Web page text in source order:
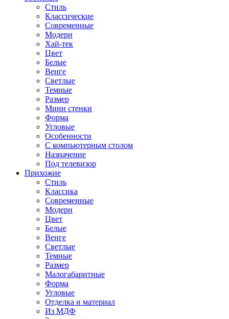
Стиль
Классические
Современные
Модерн
Хай-тек
Цвет
Белые
Венге
Светлые
Темные
Размер
Мини стенки
Форма
Угловые
Особенности
С компьютерным столом
Назначение
Под телевизор
Прихожие
Стиль
Классика
Современные
Модерн
Цвет
Белые
Венге
Светлые
Темные
Размер
Малогабаритные
Форма
Угловые
Отделка и материал
Из МДФ